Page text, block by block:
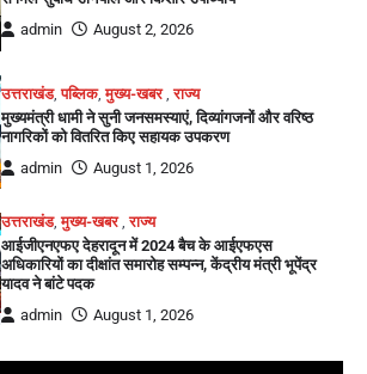
admin
August 2, 2026
उत्तराखंड,पब्लिक,मुख्य-खबर,राज्य
मुख्यमंत्री धामी ने सुनी जनसमस्याएं, दिव्यांगजनों और वरिष्ठ
नागरिकों को वितरित किए सहायक उपकरण
admin
August 1, 2026
उत्तराखंड,मुख्य-खबर ,राज्य
आईजीएनएफए देहरादून में 2024 बैच के आईएफएस
अधिकारियों का दीक्षांत समारोह सम्पन्न, केंद्रीय मंत्री भूपेंद्र
यादव ने बांटे पदक
admin
August 1, 2026